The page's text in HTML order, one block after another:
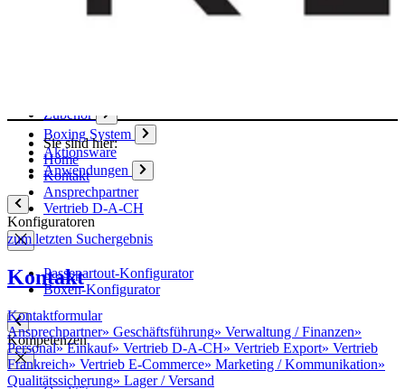
Zubehör
Boxing System
Aktionsware
Anwendungen
Konfiguratoren
Passepartout-Konfigurator
Boxen-Konfigurator
Kompetenzen
Sie sind hier:
Home
Kontakt
Ansprechpartner
Vertrieb D-A-CH
zum letzten Suchergebnis
Kontakt
Kontaktformular
Ansprechpartner» Geschäftsführung» Verwaltung / Finanzen»
Personal»Einkauf» Vertrieb D-A-CH» Vertrieb Export» Vertrieb
Frankreich» Vertrieb E-Commerce» Marketing / Kommunikation»
Qualitätssicherung» Lager / Versand